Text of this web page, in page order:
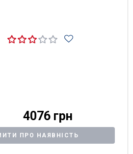
4076 грн
ПРО НАЯВНІСТЬ